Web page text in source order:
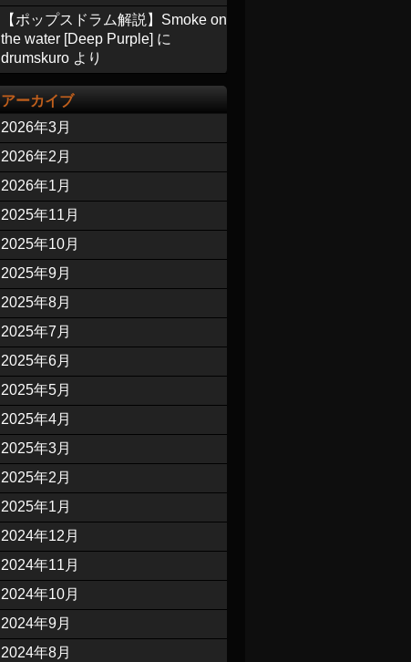
【ポップスドラム解説】Smoke on
the water [Deep Purple] に
drumskuro より
アーカイブ
2026年3月
2026年2月
2026年1月
2025年11月
2025年10月
2025年9月
2025年8月
2025年7月
2025年6月
2025年5月
2025年4月
2025年3月
2025年2月
2025年1月
2024年12月
2024年11月
2024年10月
2024年9月
2024年8月